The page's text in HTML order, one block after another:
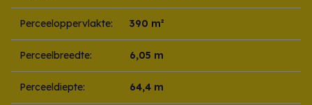
Perceeloppervlakte: 390 m²
Perceelbreedte: 6,05 m
Perceeldiepte: 64,4 m